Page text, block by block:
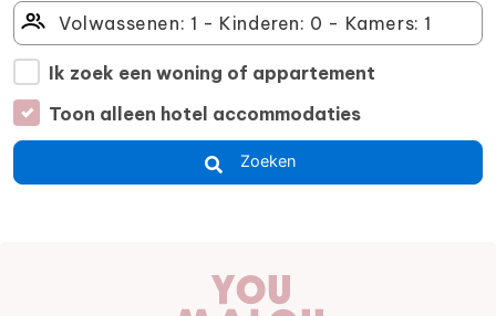
Ik zoek een woning of appartement
Toon alleen hotel accommodaties
Zoeken